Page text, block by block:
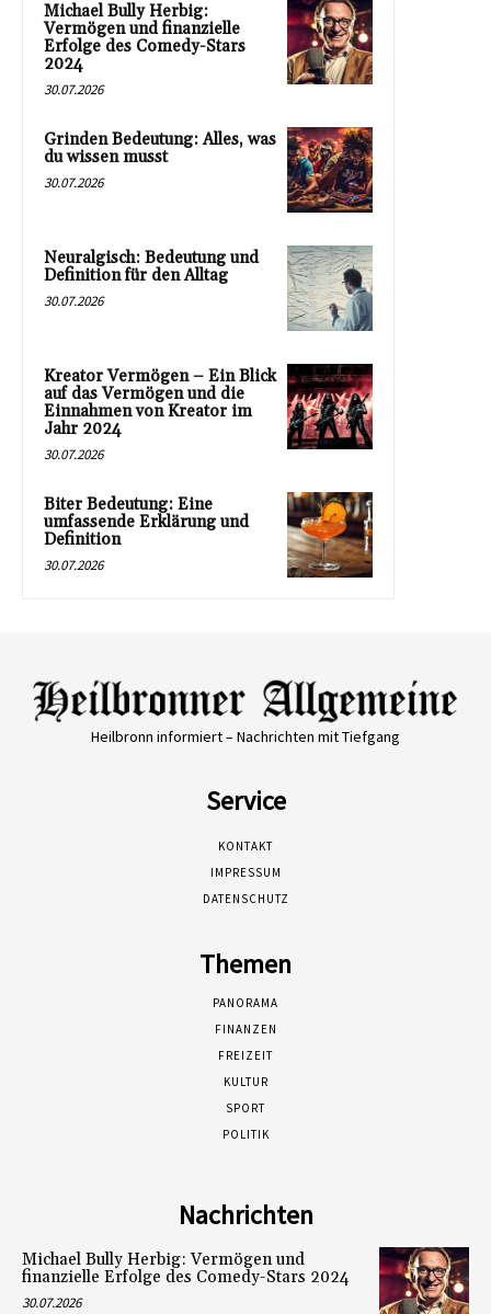
Michael Bully Herbig:
Vermögen und finanzielle
Erfolge des Comedy-Stars
2024
30.07.2026
Grinden Bedeutung: Alles, was
du wissen musst
30.07.2026
Neuralgisch: Bedeutung und
Definition für den Alltag
30.07.2026
Kreator Vermögen – Ein Blick
auf das Vermögen und die
Einnahmen von Kreator im
Jahr 2024
30.07.2026
Biter Bedeutung: Eine
umfassende Erklärung und
Definition
30.07.2026
Heilbronn informiert – Nachrichten mit Tiefgang
Service
KONTAKT
IMPRESSUM
DATENSCHUTZ
Themen
PANORAMA
FINANZEN
FREIZEIT
KULTUR
SPORT
POLITIK
Nachrichten
Michael Bully Herbig: Vermögen und
finanzielle Erfolge des Comedy-Stars 2024
30.07.2026